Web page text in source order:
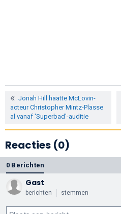
Jonah Hill haatte McLovin-
acteur Christopher Mintz-Plasse
al vanaf 'Superbad'-auditie
Reacties (0)
0 Berichten
Gast
berichten stemmen